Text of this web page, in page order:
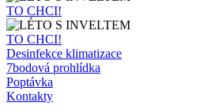
TO CHCI!
TO CHCI!
Desinfekce klimatizace
7bodová prohlídka
Poptávka
Kontakty